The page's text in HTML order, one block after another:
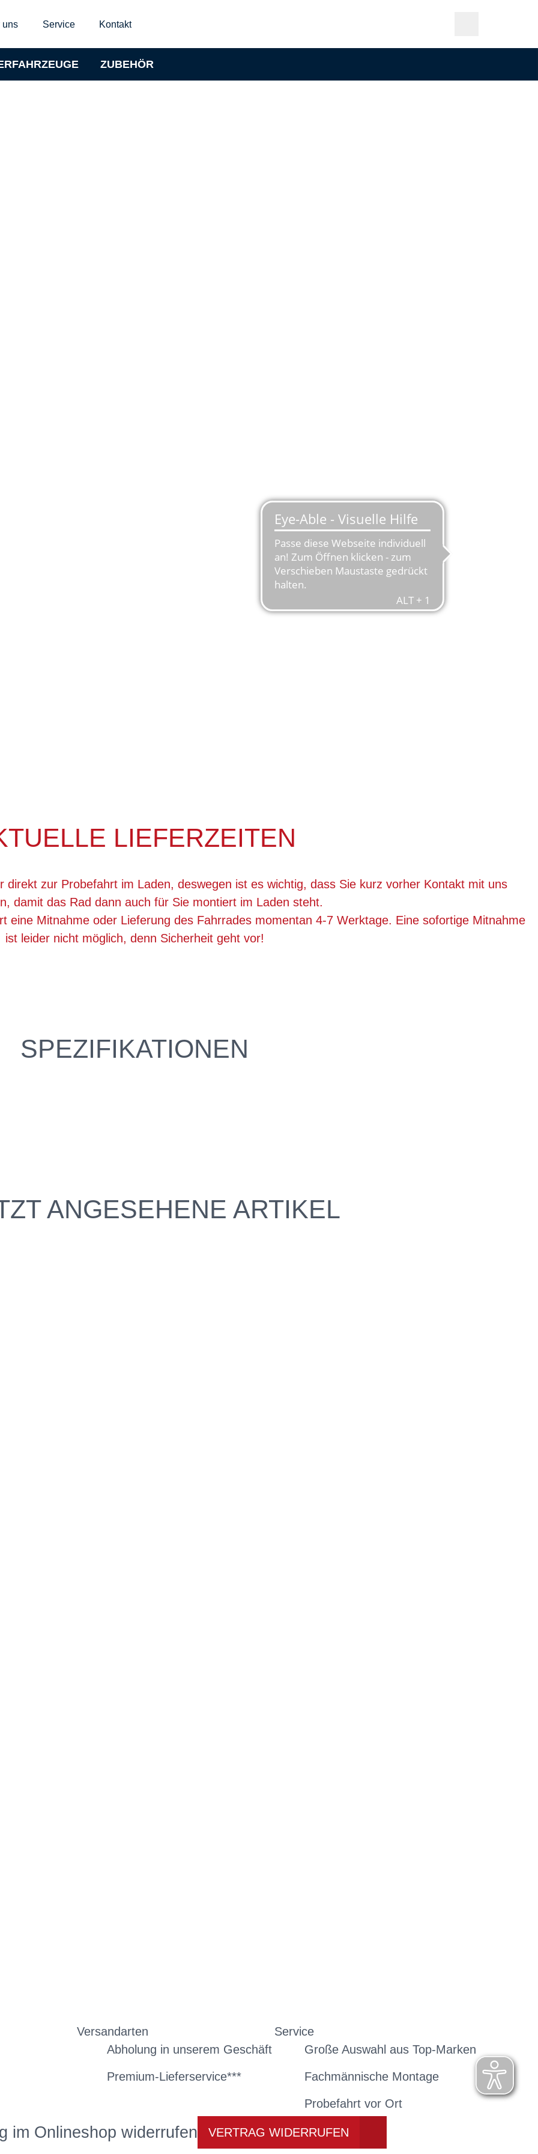
uns Service Kontakt
ZUBEHÖR
LIEFERZEITEN
direkt zur Probefahrt im Laden, deswegen ist es wichtig, dass Sie kurz vorher Kontakt mit uns
damit das Rad dann auch für Sie montiert im Laden steht.
eine Mitnahme oder Lieferung des Fahrrades momentan 4-7 Werktage. Eine sofortige Mitnahme
ist leider nicht möglich, denn Sicherheit geht vor!
SPEZIFIKATIONEN
ANGESEHENE ARTIKEL
Versandarten
Abholung in unserem Geschäft
Premium-Lieferservice***
Service
Große Auswahl aus Top-Marken
Fachmännische Montage
Probefahrt vor Ort
im Onlineshop widerrufen VERTRAG WIDERRUFEN